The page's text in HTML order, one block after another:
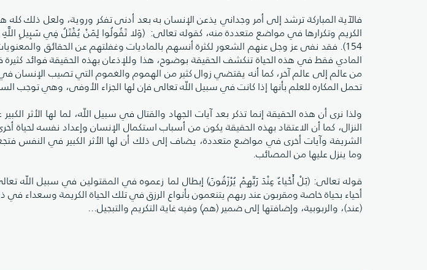
فالآية المباركة ترشد إلى أمر وجداني يذعن الإنسان به بعد أدنى تفكر وروية، ولعل ذلك
الكريم وتكرارها في مواضع متعددة منه، كقوله تعالى: (وَلا تَقُولُوا لِمَنْ يُقْتَلُ فِي سَبِيلِ اللَّهِ
154). فقد نفى عز وجل عنهم الشعور لكثرة أنسهم بالماديات وغفلتهم عن الحقائق
المادي فقط في هذه الحياة تنكشف الحقيقة بوضوح، هذا وللإذعان بهذه الحقيقة فوائد كثيرة
من عالم إلى عالم آخر، كما أنه يقتضي زوال كثير من الهموم والغموم التي تصيب الإنسان في
تحمل المكاره للعلم بأنها إذا كانت في سبيل اللّه تعالى فإن لها الجزاء الأوفى، وهي توجب
ولذا نرى أن هذه الحقيقة إنما تذكر بعد آيات الجهاد والقتال في سبيل اللّه، لما لها الأثر
النزال، كما أن الاعتقاد بهذه الحقيقة يكون من أسباب استكمال الإنسان وإعداد نفسه لحياة
الشريفة وآيات أخرى في مواضع متعددة، يضاف إلى ذلك أن لها الأثر الكبير في النفس
وما ينزل عليها من المصائب.
قوله تعالى: (بَلْ أَحْياءٌ عِنْدَ رَبِّهِمْ يُرْزَقُونَ) إبطال لما زعموه في المقتولين في سبيل اللّه
أحياء بحياة خاصة ومقربون عند ربهم يتنعمون بأنواع الرزق في تلك الحياة الكريمة وسعداء في
(عند)، والربوبية، وإضافتها إلى ضمير (هم) وفيه غاية التكريم والتبجيل...